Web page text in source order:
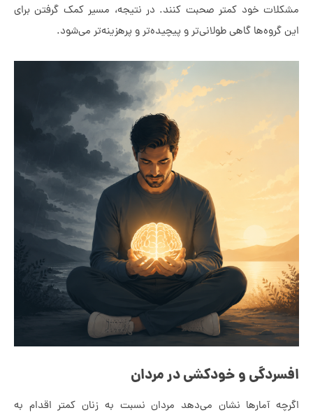
خود کمتر صحبت کنند. در نتیجه، مسیر کمک گرفتن برای
گاهی طولانی‌تر و پیچیده‌تر و پرهزینه‌تر می‌شود.
و خودکشی در مردان
نشان می‌دهد مردان نسبت به زنان کمتر اقدام به